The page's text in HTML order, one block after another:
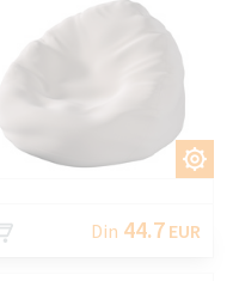
PERSONALIZAȚI
Din 44.7 EUR